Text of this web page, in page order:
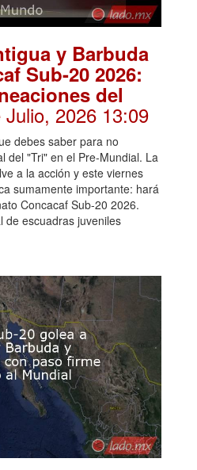
y Barbuda
Sub-20 2026:
del
Julio, 2026 13:09
debes saber para no
del "Tri" en el Pre-Mundial. La
a la acción y este viernes
sumamente importante: hará
Concacaf Sub-20 2026.
de escuadras juveniles